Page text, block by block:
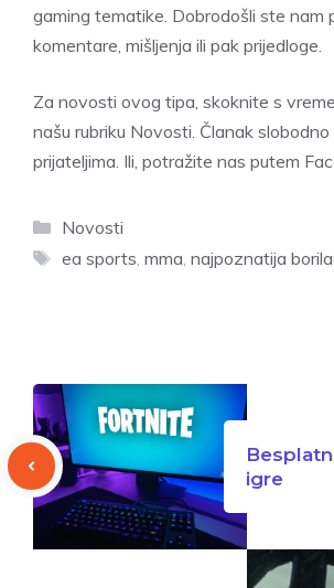
gaming tematike. Dobrodošli ste nam
komentare, mišljenja ili pak prijedloge.
Za novosti ovog tipa, skoknite s
našu rubriku Novosti. Članak slobodno
prijateljima. Ili, potražite nas putem
Kategorije
Novosti
Oznake
ea sports mma najpoznatija
igre